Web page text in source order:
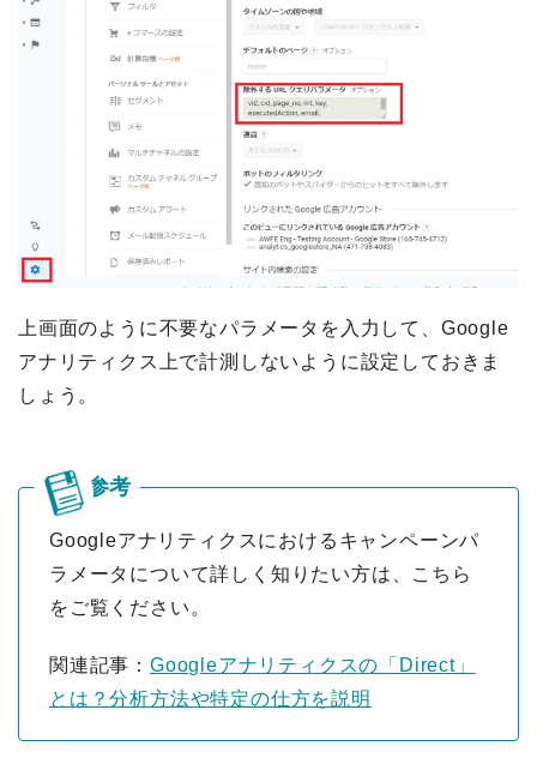
上画面のように不要なパラメータを入力して、Google
アナリティクス上で計測しないように設定しておきま
しょう。
Googleアナリティクスにおけるキャンペーンパ
ラメータについて詳しく知りたい方は、こちら
をご覧ください。
関連記事： Googleアナリティクスの「Direct」
とは？分析方法や特定の仕方を説明